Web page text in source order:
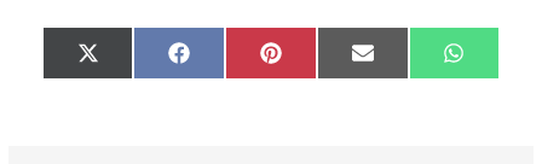
Compartir
en
X
(
Compartir
en
F
a
Compartir
en
P
i
Compartir
en
E
m
en
W
h